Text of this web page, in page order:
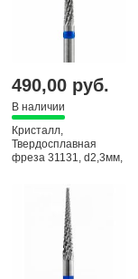
490,00 руб.
В наличии
Кристалл,
Твердосплавная
фреза 31131, d2,3мм,